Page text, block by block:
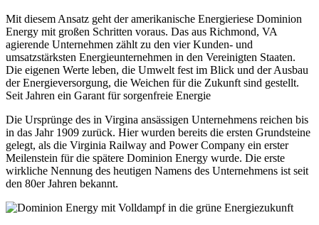
Mit diesem Ansatz geht der amerikanische Energieriese Dominion
Energy mit großen Schritten voraus. Das aus Richmond, VA
agierende Unternehmen zählt zu den vier Kunden- und
umsatzstärksten Energieunternehmen in den Vereinigten Staaten.
Die eigenen Werte leben, die Umwelt fest im Blick und der Ausbau
der Energieversorgung, die Weichen für die Zukunft sind gestellt.
Seit Jahren ein Garant für sorgenfreie Energie
Die Ursprünge des in Virgina ansässigen Unternehmens reichen bis
in das Jahr 1909 zurück. Hier wurden bereits die ersten Grundsteine
gelegt, als die Virginia Railway and Power Company ein erster
Meilenstein für die spätere Dominion Energy wurde. Die erste
wirkliche Nennung des heutigen Namens des Unternehmens ist seit
den 80er Jahren bekannt.